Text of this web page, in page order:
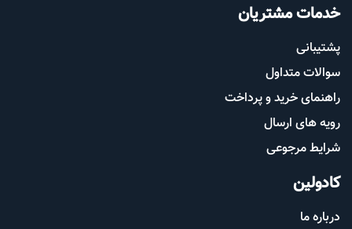
خدمات مشتریان
پشتیب​​انی
سوالات متداول
راهنمای خرید و پرداخت
رویه های ارسال
شرایط مرجوعی
کادولین
درباره ما